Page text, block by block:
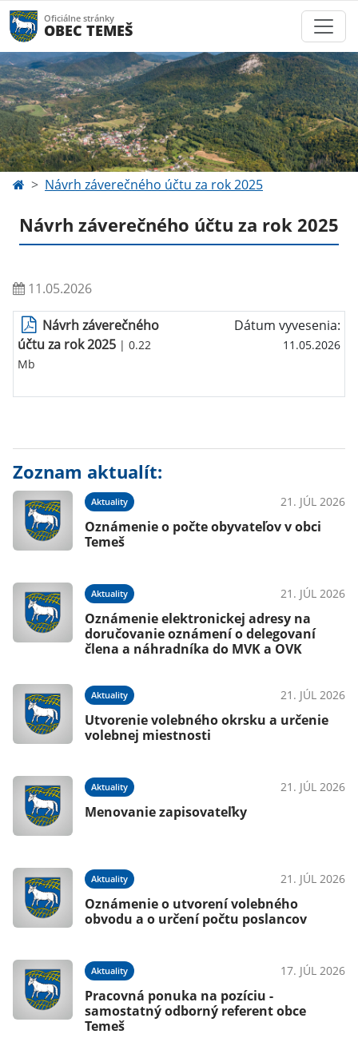
Oficiálne stránky
OBEC TEMEŠ
Návrh záverečného účtu za rok 2025
Návrh záverečného účtu za rok 2025
11.05.2026
Návrh záverečného
účtu za rok 2025 | 0.22
Mb
Dátum vyvesenia:
11.05.2026
Zoznam aktualít:
Aktuality 21. JÚL 2026
Oznámenie o počte obyvateľov v obci
Temeš
Aktuality 21. JÚL 2026
Oznámenie elektronickej adresy na
doručovanie oznámení o delegovaní
člena a náhradníka do MVK a OVK
Aktuality 21. JÚL 2026
Utvorenie volebného okrsku a určenie
volebnej miestnosti
Aktuality 21. JÚL 2026
Menovanie zapisovateľky
Aktuality 21. JÚL 2026
Oznámenie o utvorení volebného
obvodu a o určení počtu poslancov
Aktuality 17. JÚL 2026
Pracovná ponuka na pozíciu -
samostatný odborný referent obce
Temeš